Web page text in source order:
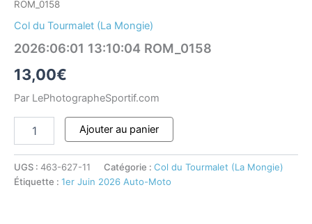
ROM_0158
Col du Tourmalet (La Mongie)
2026:06:01 13:10:04 ROM_0158
13,00€
Par LePhotographeSportif.com
Ajouter au panier
UGS : 463-627-11 Catégorie : Col du Tourmalet (La Mongie)
Étiquette : 1er Juin 2026 Auto-Moto